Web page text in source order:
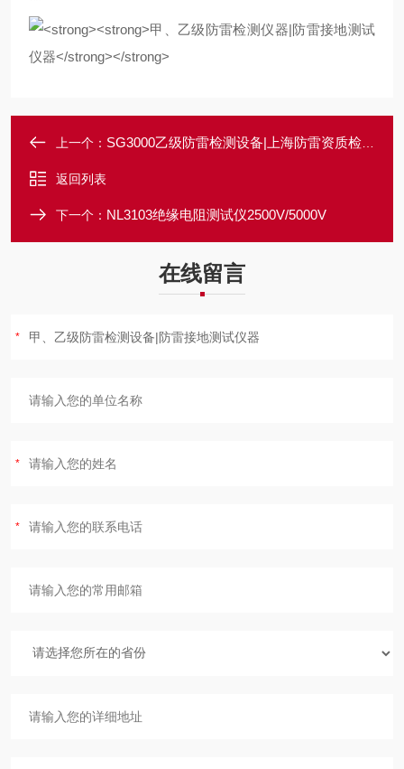
上一个： SG3000乙级防雷检测设备|上海防雷资质检测仪器
返回列表
下一个： NL3103绝缘电阻测试仪2500V/5000V
在线留言